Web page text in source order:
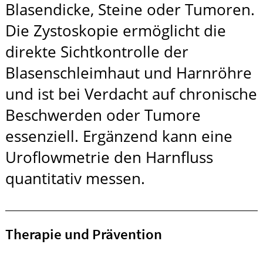
Blasendicke, Steine oder Tumoren.
Die Zystoskopie ermöglicht die
direkte Sichtkontrolle der
Blasenschleimhaut und Harnröhre
und ist bei Verdacht auf chronische
Beschwerden oder Tumore
essenziell. Ergänzend kann eine
Uroflowmetrie den Harnfluss
quantitativ messen.
Therapie und Prävention